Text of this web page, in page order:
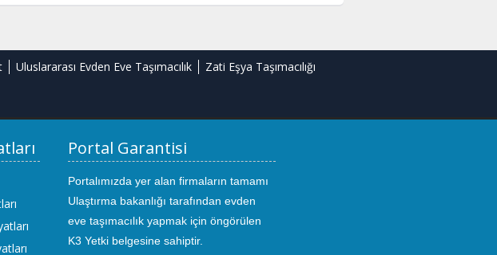
Uluslararası Evden Eve Taşımacılık Zati Eşya Taşımacılığı
Portal Garantisi
Portalımızda yer alan firmaların tamamı
Ulaştırma bakanlığı tarafından evden
eve taşımacılık yapmak için öngörülen
K3 Yetki belgesine sahiptir.